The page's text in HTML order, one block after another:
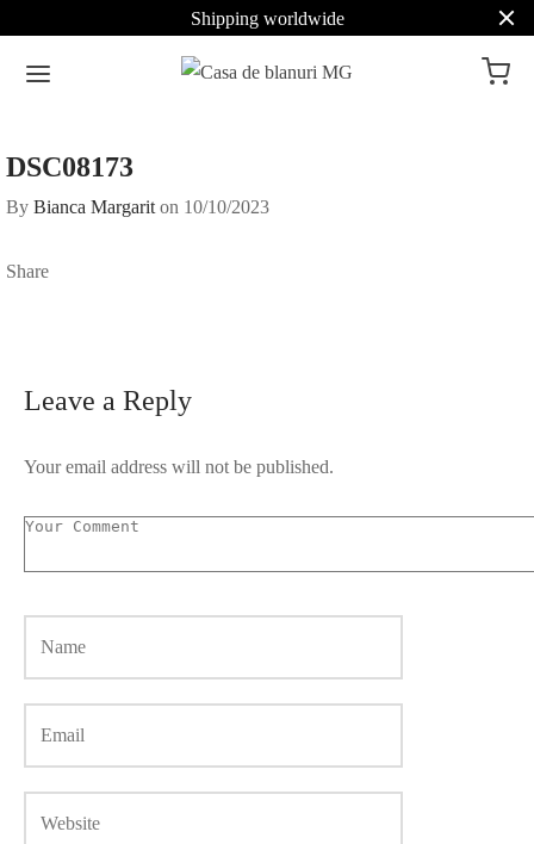
Shipping worldwide
DSC08173
By Bianca Margarit on 10/10/2023
Share
Leave a Reply
Your email address will not be published.